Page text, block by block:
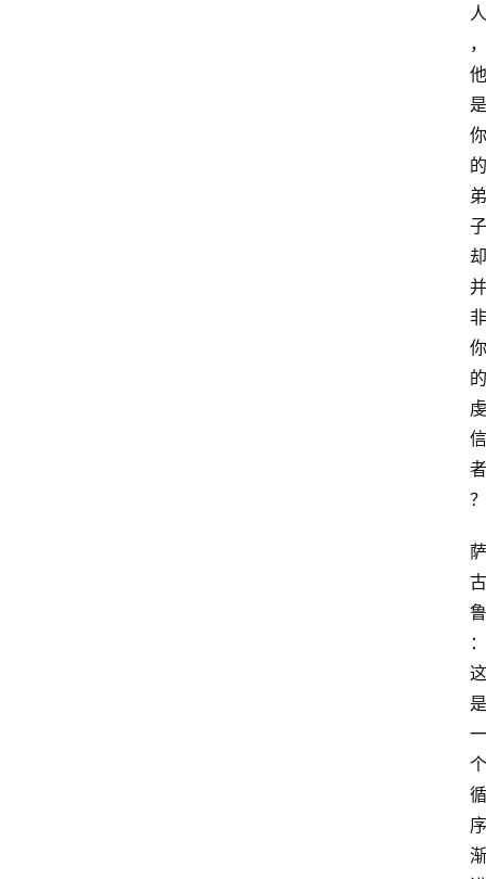
人
，
他
是
你
的
弟
子
却
并
非
你
的
虔
信
者
？
萨
古
鲁
：
这
是
一
个
循
序
渐